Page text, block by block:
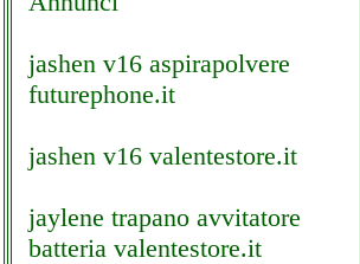
jashen v16 aspirapolvere
futurephone.it
jashen v16 valentestore.it
jaylene trapano avvitatore
batteria valentestore.it